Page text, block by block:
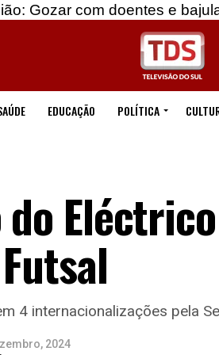
doentes e bajular os fortes…
EDUCAÇÃO POLÍTICA
4 internacionalizações pela
2024